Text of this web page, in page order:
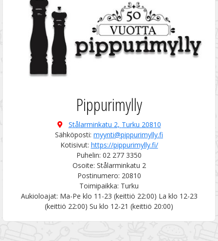
Pippurimylly
Stålarminkatu 2, Turku 20810
Sähköposti: myynti@pippurimylly.fi
Kotisivut: https://pippurimylly.fi/
Puhelin: 02 277 3350
Osoite: Stålarminkatu 2
Postinumero: 20810
Toimipaikka: Turku
Aukioloajat: Ma-Pe klo 11-23 (keittiö 22:00) La klo 12-23
(keittiö 22:00) Su klo 12-21 (keittiö 20:00)